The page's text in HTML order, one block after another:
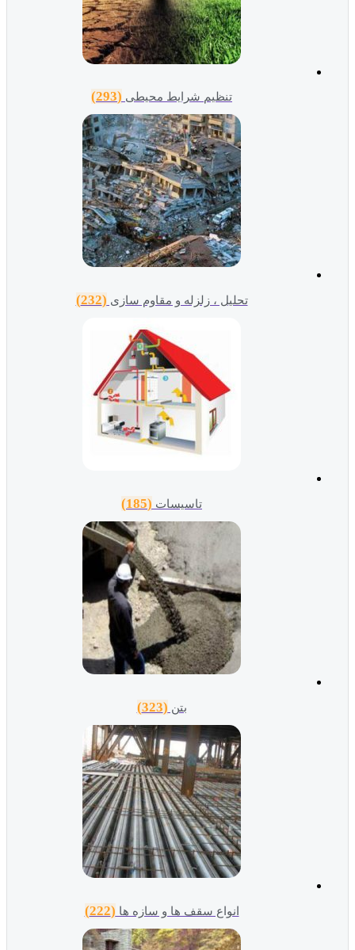
تنظیم شرایط محیطی (293)
تحلیل ، زلزله و مقاوم سازی(232)
تاسیسات(185)
انواع سقف ها و سازه ها(222)